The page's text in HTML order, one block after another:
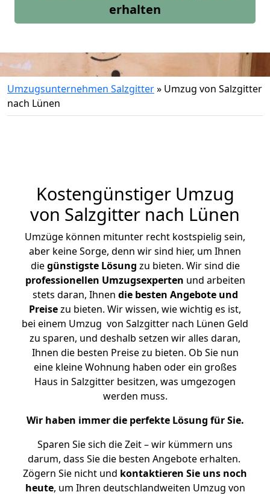
erhalten
Umzugsunternehmen Salzgitter» Umzug von Salzgitter
nach Lünen
Kostengünstiger Umzug
von Salzgitter nach Lünen
Umzüge können mitunter recht kostspielig sein,
aber keine Sorge, denn wir sind hier, um Ihnen
diegünstigste Lösung zu bieten. Wir sind die
professionellen Umzugsexperten und arbeiten
stets daran, Ihnen die besten Angebote und
Preisezu bieten. Wir wissen, wie wichtig es ist,
bei einem Umzug von Salzgitter nach Lünen Geld
zu sparen, und deshalb setzen wir alles daran,
Ihnen die besten Preise zu bieten. Ob Sie nun
eine kleine Wohnung haben oder ein großes
Haus in Salzgitter besitzen, was umgezogen
werden muss.
Wir haben immer die perfekte Lösung für Sie.
Sparen Sie sich die Zeit – wir kümmern uns
darum, dass Sie die besten Angebote erhalten.
Zögern Sie nicht und kontaktieren Sie uns noch
heute, um Ihren deutschlandweiten Umzug von